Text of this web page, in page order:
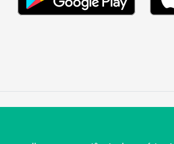
| (51) 3027.3737